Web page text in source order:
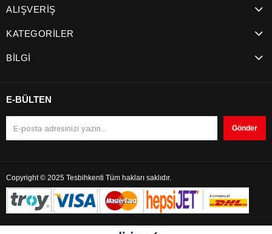
ALIŞVERİŞ
KATEGORİLER
BİLGİ
E-BÜLTEN
Gönder
Copyright © 2025 Tesbihkenti Tüm hakları saklıdır.